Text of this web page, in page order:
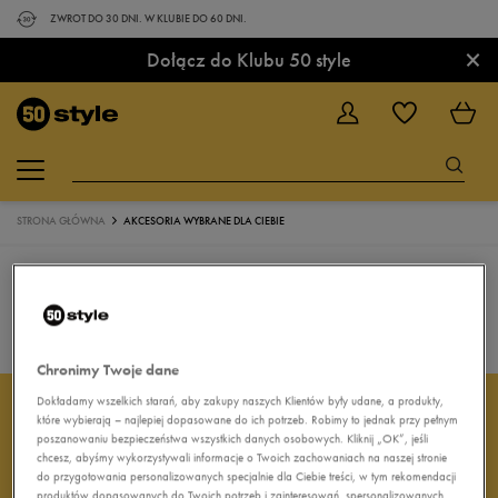
ZWROT DO 30 DNI. W KLUBIE DO 60 DNI.
Dołącz do Klubu 50 style ×
STRONA GŁÓWNA AKCESORIA WYBRANE DLA CIEBIE
Powrót do sklepu
ZAPISZ SIĘ DO
NEWSLETTERA
Chronimy Twoje dane
Dokładamy wszelkich starań, aby zakupy naszych Klientów były udane, a produkty,
które wybierają – najlepiej dopasowane do ich potrzeb. Robimy to jednak przy pełnym
poszanowaniu bezpieczeństwa wszystkich danych osobowych. Kliknij „OK”, jeśli
chcesz, abyśmy wykorzystywali informacje o Twoich zachowaniach na naszej stronie
do przygotowania personalizowanych specjalnie dla Ciebie treści, w tym rekomendacji
produktów dopasowanych do Twoich potrzeb i zainteresowań, spersonalizowanych